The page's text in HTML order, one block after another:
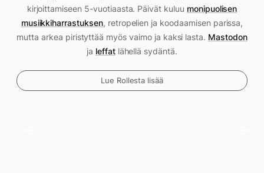
kirjoittamiseen 5-vuotiaasta. Päivät kuluu monipuolisen
musiikkiharrastuksen, retropelien ja koodaamisen parissa,
mutta arkea piristyttää myös vaimo ja kaksi lasta. Mastodon
ja leffatlähellä sydäntä.
Lue Rollesta lisää